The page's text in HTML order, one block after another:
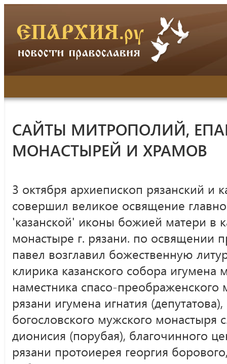
САЙТЫ МИТРОПОЛИЙ,
МОНАСТЫРЕЙ И ХРАМОВ
3 октября архиепископ рязанский и
совершил великое освящение
'казанской' иконы божией матери в
монастыре г. рязани. по освящении
павел возглавил божественную
клирика казанского собора игумена
наместника спасо-преображенского
рязани игумена игнатия
богословского мужского монастыря
дионисия (порубая), благочинного
рязани протоиерея георгия